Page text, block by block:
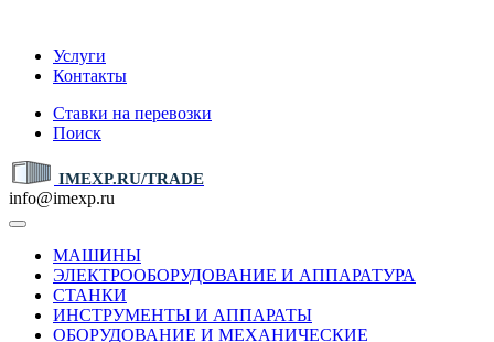
Услуги
Контакты
Ставки на перевозки
Поиск
IMEXP.RU/TRADE
info@imexp.ru
МАШИНЫ
ЭЛЕКТРООБОРУДОВАНИЕ И АППАРАТУРА
СТАНКИ
ИНСТРУМЕНТЫ И АППАРАТЫ
ОБОРУДОВАНИЕ И МЕХАНИЧЕСКИЕ